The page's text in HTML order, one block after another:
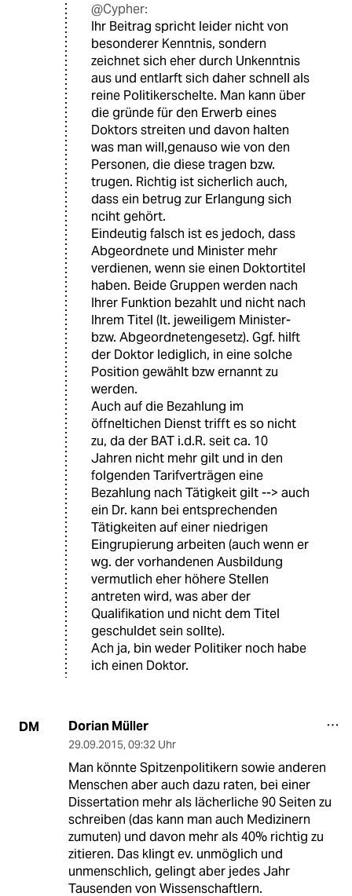
@Cypher:
Ihr Beitrag spricht leider nicht von
besonderer Kenntnis, sondern
zeichnet sich eher durch Unkenntnis
aus und entlarft sich daher schnell als
reine Politikerschelte. Man kann über
die gründe für den Erwerb eines
Doktors streiten und davon halten
was man will,genauso wie von den
Personen, die diese tragen bzw.
trugen. Richtig ist sicherlich auch,
dass ein betrug zur Erlangung sich
nciht gehört.
Eindeutig falsch ist es jedoch, dass
Abgeordnete und Minister mehr
verdienen, wenn sie einen Doktortitel
haben. Beide Gruppen werden nach
Ihrer Funktion bezahlt und nicht nach
Ihrem Titel (lt. jeweiligem Minister-
bzw. Abgeordnetengesetz). Ggf. hilft
der Doktor lediglich, in eine solche
Position gewählt bzw ernannt zu
werden.
Auch auf die Bezahlung im
öffneltichen Dienst trifft es so nicht
zu, da der BAT i.d.R. seit ca. 10
Jahren nicht mehr gilt und in den
folgenden Tarifverträgen eine
Bezahlung nach Tätigkeit gilt --> auch
ein Dr. kann bei entsprechenden
Tätigkeiten auf einer niedrigen
Eingrupierung arbeiten (auch wenn er
wg. der vorhandenen Ausbildung
vermutlich eher höhere Stellen
antreten wird, was aber der
Qualifikation und nicht dem Titel
geschuldet sein sollte).
Ach ja, bin weder Politiker noch habe
ich einen Doktor.
DM Dorian Müller
29.09.2015, 09:32 Uhr
Man könnte Spitzenpolitikern sowie anderen
Menschen aber auch dazu raten, bei einer
Dissertation mehr als lächerliche 90 Seiten zu
schreiben (das kann man auch Medizinern
zumuten) und davon mehr als 40% richtig zu
zitieren. Das klingt ev. unmöglich und
unmenschlich, gelingt aber jedes Jahr
Tausenden von Wissenschaftlern.